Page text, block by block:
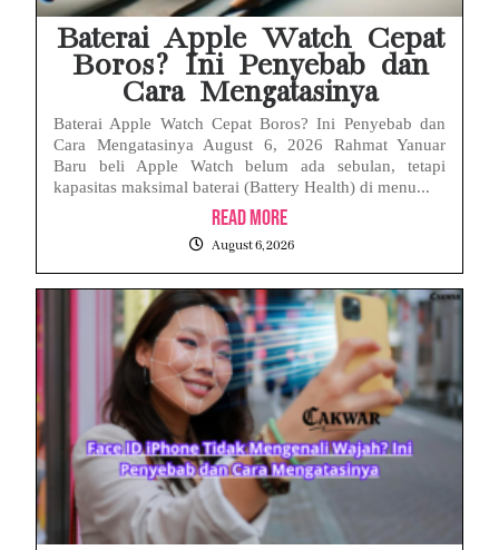
Baterai Apple Watch Cepat
Boros? Ini Penyebab dan
Cara Mengatasinya
Baterai Apple Watch Cepat Boros? Ini Penyebab dan
Cara Mengatasinya August 6, 2026 Rahmat Yanuar
Baru beli Apple Watch belum ada sebulan, tetapi
kapasitas maksimal baterai (Battery Health) di menu...
Read More
August 6, 2026